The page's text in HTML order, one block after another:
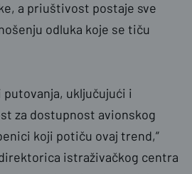
a priuštivost postaje sve
odluka koje se tiču
putovanja, uključujući i
za dostupnost avionskog
koji potiču ovaj trend,”
istraživačkog centra